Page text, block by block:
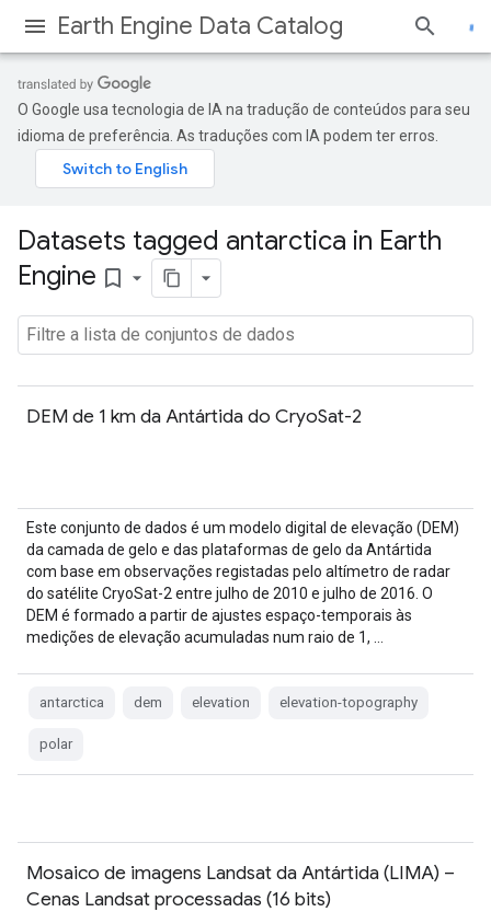
Earth Engine Data Catalog
O Google usa tecnologia de IA na tradução de conteúdos para seu
idioma de preferência. As traduções com IA podem ter erros.
Datasets tagged antarctica in Earth
Engine bookmark_border
DEM de 1 km da Antártida do CryoSat-2
Este conjunto de dados é um modelo digital de elevação (DEM)
da camada de gelo e das plataformas de gelo da Antártida
com base em observações registadas pelo altímetro de radar
do satélite CryoSat-2 entre julho de 2010 e julho de 2016. O
DEM é formado a partir de ajustes espaço-temporais às
medições de elevação acumuladas num raio de 1, …
antarctica dem elevation elevation-topography
polar
Mosaico de imagens Landsat da Antártida (LIMA) –
Cenas Landsat processadas (16 bits)